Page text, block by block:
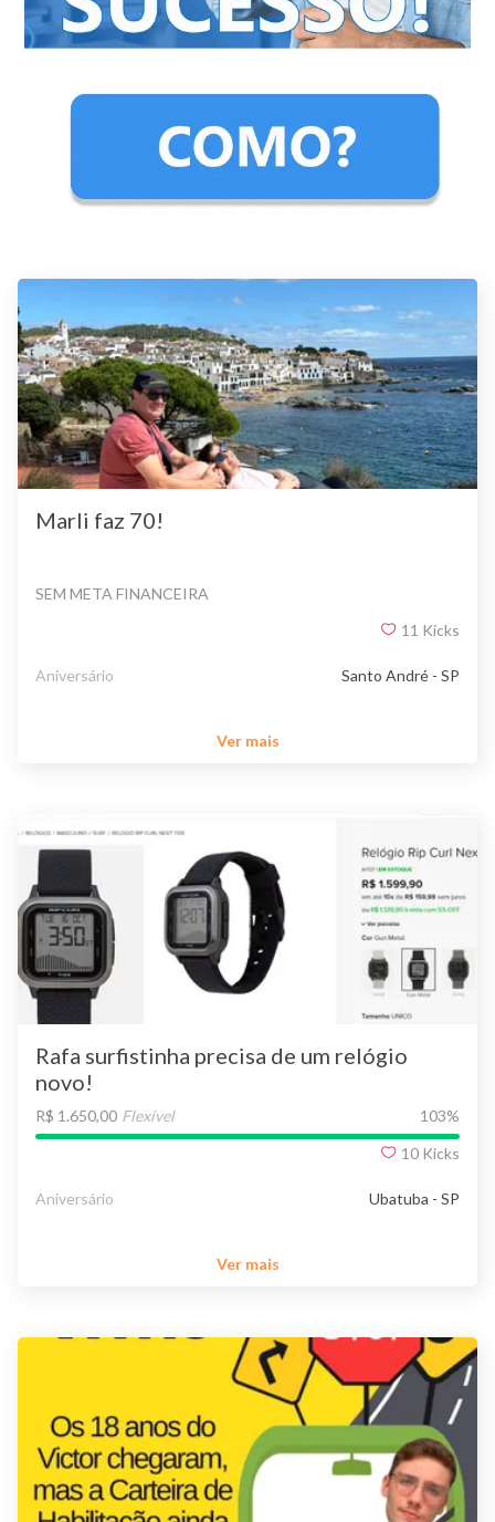
Marli faz 70!
SEM META FINANCEIRA
11 Kicks
Aniversário Santo André - SP
Ver mais
Rafa surfistinha precisa de um relógio
novo!
R$ 1.650,00 Flexível 103%
10 Kicks
Aniversário Ubatuba - SP
Ver mais